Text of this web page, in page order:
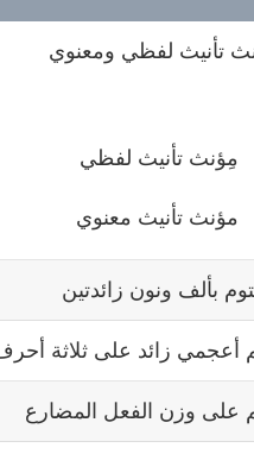
تأنيث لفظي ومعنوي
مِؤنث تأنيث لفظي
مؤنث تأنيث معنوي
بألف ونون زائدتين
أعجمي زائد على ثلاثة
على وزن الفعل المضارع